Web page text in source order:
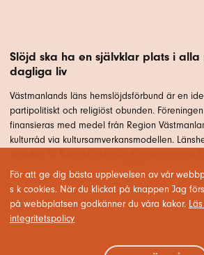
Slöjd ska ha en självklar plats i alla
dagliga liv
Västmanlands läns hemslöjdsförbund är en
partipolitiskt och religiöst obunden.
finansieras med medel från Region
kulturråd via kultursamverkansmodellen.
För att ge dig bästa upplevelsen av vår
s k cookies. När du klickat på knappen Jag
på webbplatsen godkänner du våra kakor.
integritetspolicy